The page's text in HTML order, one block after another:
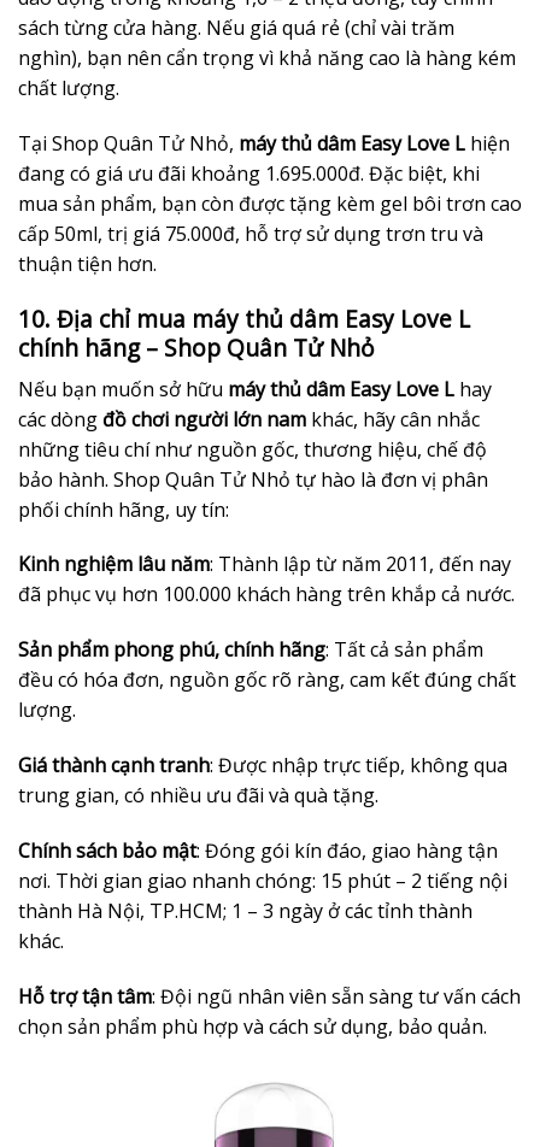
sách từng cửa hàng. Nếu giá quá rẻ (chỉ vài trăm
nghìn), bạn nên cẩn trọng vì khả năng cao là hàng kém
chất lượng.
Tại Shop Quân Tử Nhỏ, máy thủ dâm Easy Love L hiện
đang có giá ưu đãi khoảng 1.695.000đ. Đặc biệt, khi
mua sản phẩm, bạn còn được tặng kèm gel bôi trơn cao
cấp 50ml, trị giá 75.000đ, hỗ trợ sử dụng trơn tru và
thuận tiện hơn.
10. Địa chỉ mua máy thủ dâm Easy Love L
chính hãng – Shop Quân Tử Nhỏ
Nếu bạn muốn sở hữu máy thủ dâm Easy Love L hay
các dòngđồ chơi người lớn nam khác, hãy cân nhắc
những tiêu chí như nguồn gốc, thương hiệu, chế độ
bảo hành. Shop Quân Tử Nhỏ tự hào là đơn vị phân
phối chính hãng, uy tín:
Kinh nghiệm lâu năm: Thành lập từ năm 2011, đến nay
đã phục vụ hơn 100.000 khách hàng trên khắp cả nước.
Sản phẩm phong phú, chính hãng: Tất cả sản phẩm
đều có hóa đơn, nguồn gốc rõ ràng, cam kết đúng chất
lượng.
Giá thành cạnh tranh: Được nhập trực tiếp, không qua
trung gian, có nhiều ưu đãi và quà tặng.
Chính sách bảo mật: Đóng gói kín đáo, giao hàng tận
nơi. Thời gian giao nhanh chóng: 15 phút – 2 tiếng nội
thành Hà Nội, TP.HCM; 1 – 3 ngày ở các tỉnh thành
khác.
Hỗ trợ tận tâm: Đội ngũ nhân viên sẵn sàng tư vấn cách
chọn sản phẩm phù hợp và cách sử dụng, bảo quản.